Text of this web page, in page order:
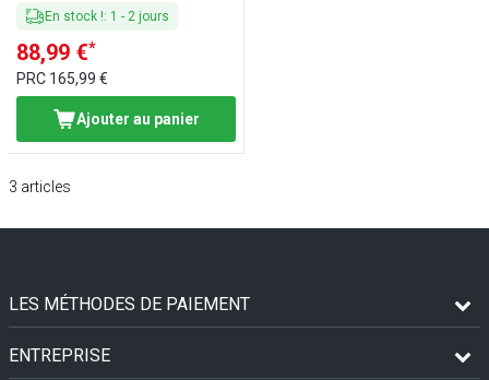
En stock !: 1 - 2 jours
88,99 €*
PRC 165,99 €
Ajouter au panier
3 articles
LES MÉTHODES DE PAIEMENT
ENTREPRISE